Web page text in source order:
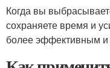
Когда вы
сохраняете время и
более эффективным и